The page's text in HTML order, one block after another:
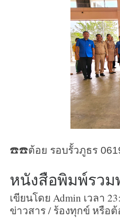
☎️☎️ต้อย​ รอบ​รั้ว​ภูธร​
หนังสือพิมพ์รว
เขียนโดย Admin เวลา
ข่าวสาร / ร้องทุกข์ หรื